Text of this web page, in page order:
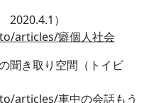
）
articles/癖個人社会
き取り空間（トイビ
articles/車中の会話もう